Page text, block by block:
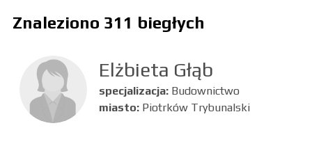
Znaleziono 311 biegłych
Elżbieta Głąb
specjalizacja: Budownictwo
miasto: Piotrków Trybunalski